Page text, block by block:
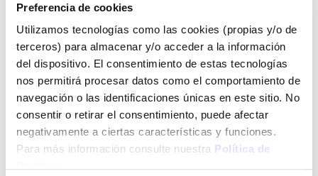
Preferencia de cookies
Utilizamos tecnologías como las cookies (propias y/o de
terceros) para almacenar y/o acceder a la información
del dispositivo. El consentimiento de estas tecnologías
nos permitirá procesar datos como el comportamiento de
navegación o las identificaciones únicas en este sitio. No
consentir o retirar el consentimiento, puede afectar
negativamente a ciertas características y funciones.
Para más información consulte nuestra Política de
Click&Collect - Recogida gratis
en nuestras tiendas
Envío a domicilio:
5 días hábiles
+ INFO